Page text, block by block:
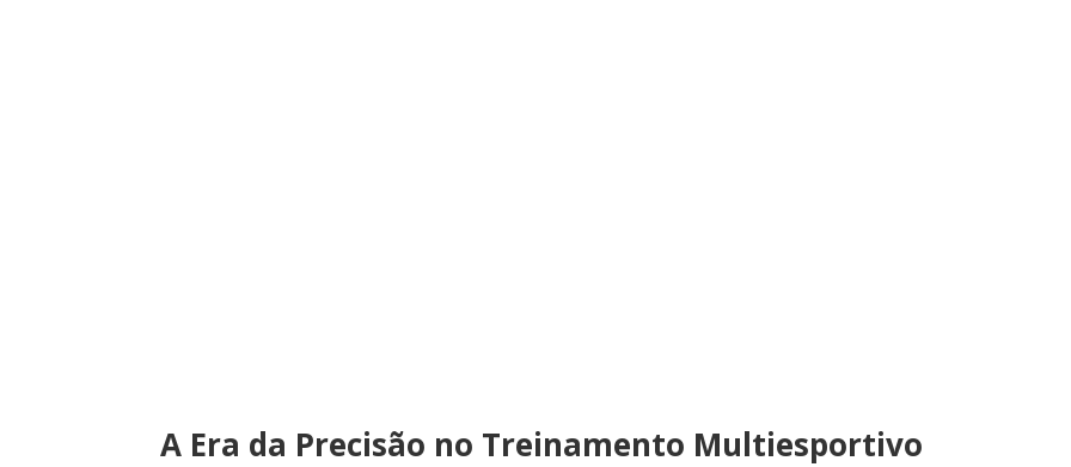
A Era da Precisão no Treinamento Multiesportivo